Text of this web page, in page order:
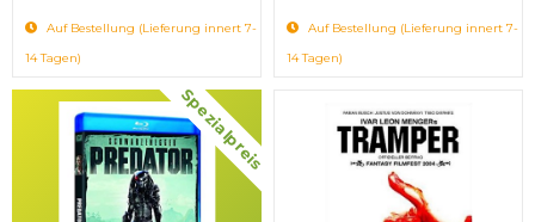
Auf Bestellung (Lieferung innert 7-
14 Tagen)
Auf Bestellung (Lieferung innert 7-
14 Tagen)
Spezialpreis